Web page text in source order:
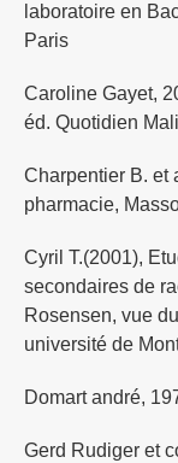
laboratoire en
Paris
Caroline Gayet,
éd. Quotidien
Charpentier B. et
pharmacie,
Cyril T.(2001),
secondaires de
Rosensen, vue
université de
Domart andré,
Gerd Rudiger et